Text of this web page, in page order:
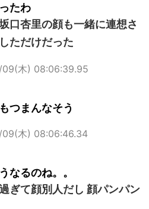
たわ
口杏里の顔も一緒に連想さ
ただけだった
木) 08:06:39.95
つまんなそう
木) 08:06:46.34
なるのね。。
ぎて顔別人だし 顔パンパン